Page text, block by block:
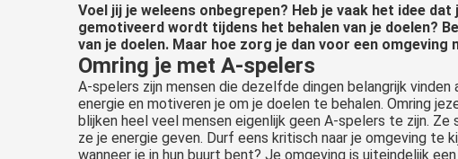
Voel jij je weleens onbegrepen? Heb je vaak het idee
gemotiveerd wordt tijdens het behalen van je doelen?
van je doelen. Maar hoe zorg je dan voor een
Omring je met A-spelers
A-spelers zijn mensen die dezelfde dingen belangrijk
energie en motiveren je om je doelen te behalen. Omring
blijken heel veel mensen eigenlijk geen A-spelers te zijn.
ze je energie geven. Durf eens kritisch naar je omgeving te
wanneer je in hun buurt bent? Je omgeving is uiteindelijk